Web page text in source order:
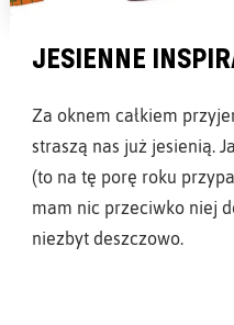
JESIENNE
Za oknem całkiem
straszą nas już jesienią.
(to na tę porę roku
mam nic przeciwko niej
niezbyt deszczowo.